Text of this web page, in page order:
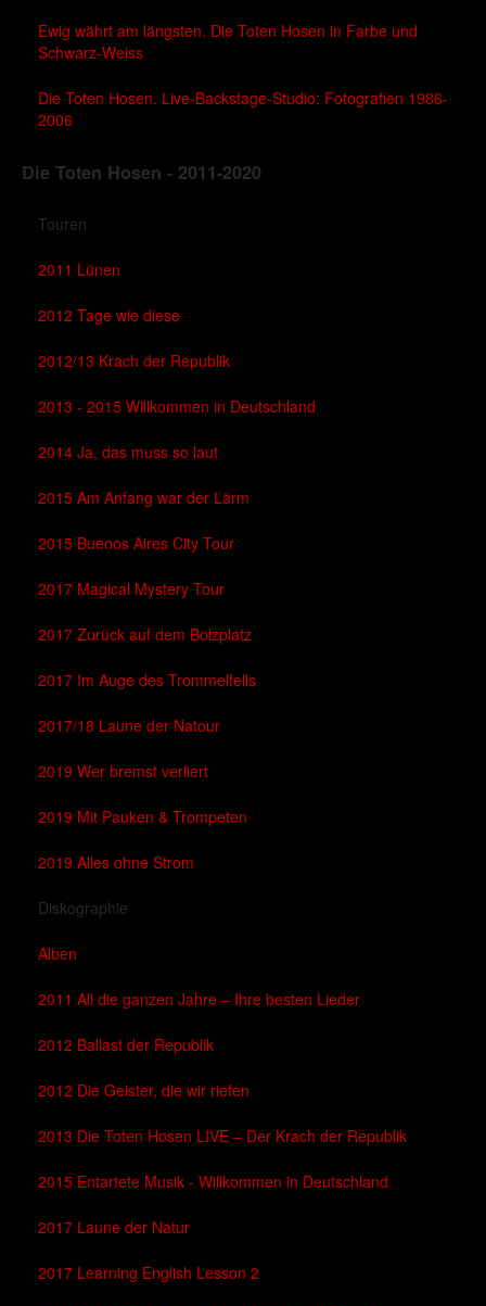
Ewig währt am längsten. Die Toten Hosen in Farbe und
Schwarz-Weiss
Die Toten Hosen. Live-Backstage-Studio: Fotografien 1986-
2006
Die Toten Hosen - 2011-2020
Touren
2011 Lünen
2012 Tage wie diese
2012/13 Krach der Republik
2013 - 2015 Willkommen in Deutschland
2014 Ja, das muss so laut
2015 Am Anfang war der Lärm
2015 Buenos Aires City Tour
2017 Magical Mystery Tour
2017 Zurück auf dem Bolzplatz
2017 Im Auge des Trommelfells
2017/18 Laune der Natour
2019 Wer bremst verliert
2019 Mit Pauken & Trompeten
2019 Alles ohne Strom
Diskographie
Alben
2011 All die ganzen Jahre – Ihre besten Lieder
2012 Ballast der Republik
2012 Die Geister, die wir riefen
2013 Die Toten Hosen LIVE – Der Krach der Republik
2015 Entartete Musik - Willkommen in Deutschland
2017 Laune der Natur
2017 Learning English Lesson 2